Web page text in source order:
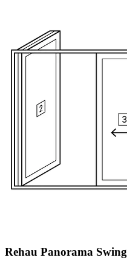
Rehau Panorama Swing